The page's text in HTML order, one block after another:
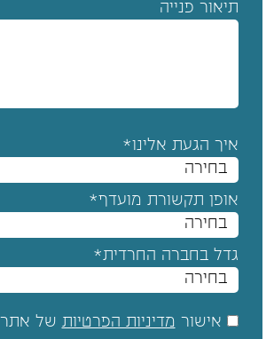
תיאור פנייה
איך הגעת אלינו*
אופן תקשורת מועדף*
גדל בחברה החרדית*
אישור מדיניות הפרטיות של